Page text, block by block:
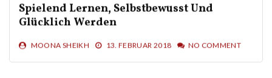
ALLGEMEIN BEWEGUNG
Spielend Lernen, Selbstbewusst Und
Glücklich Werden